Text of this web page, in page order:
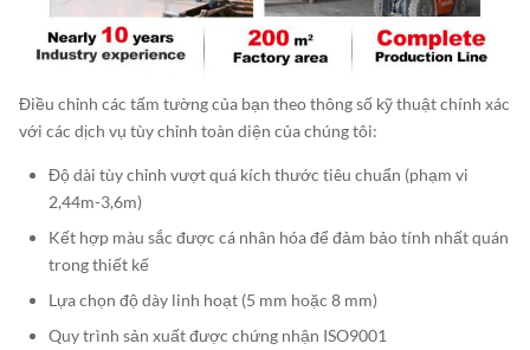
Điều chỉnh các tấm tường của bạn theo thông số kỹ thuật chính xác
với các dịch vụ tùy chỉnh toàn diện của chúng tôi:
Độ dài tùy chỉnh vượt quá kích thước tiêu chuẩn (phạm vi
2,44m-3,6m)
Kết hợp màu sắc được cá nhân hóa để đảm bảo tính nhất quán
trong thiết kế
Lựa chọn độ dày linh hoạt (5 mm hoặc 8 mm)
Quy trình sản xuất được chứng nhận ISO9001